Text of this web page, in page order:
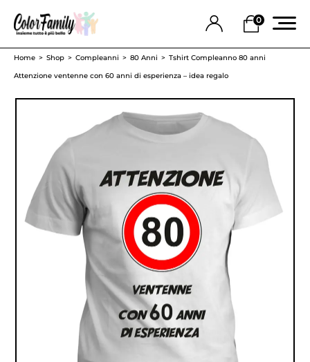
0
Home Shop Compleanni 80 Anni
Tshirt Compleanno 80 anni
Attenzione ventenne con 60 anni di esperienza – idea regalo